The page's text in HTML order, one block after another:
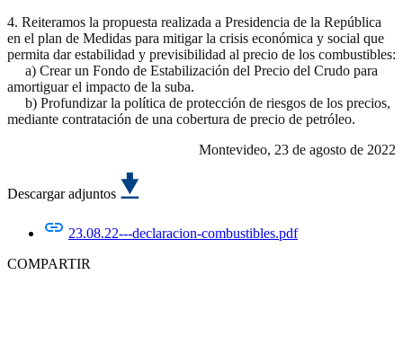
4. Reiteramos la propuesta realizada a Presidencia de la República
en el plan de Medidas para mitigar la crisis económica y social que
permita dar estabilidad y previsibilidad al precio de los combustibles:
a) Crear un Fondo de Estabilización del Precio del Crudo para
amortiguar el impacto de la suba.
b) Profundizar la política de protección de riesgos de los precios,
mediante contratación de una cobertura de precio de petróleo.
Montevideo, 23 de agosto de 2022
Descargar adjuntos
23.08.22---declaracion-combustibles.pdf
COMPARTIR